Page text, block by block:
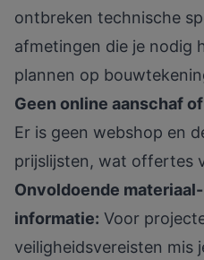
ontbreken technische
afmetingen die je nodig
plannen op
Geen online aanschaf
Er is geen webshop en
prijslijsten, wat offertes
Onvoldoende
informatie: Voor
veiligheidsvereisten mis